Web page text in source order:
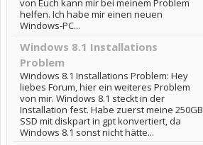
von Euch kann mir bei meinem Problem
helfen. Ich habe mir einen neuen
Windows-PC...
Windows 8.1 Installations
Problem
Windows 8.1 Installations Problem: Hey
liebes Forum, hier ein weiteres Problem
von mir. Windows 8.1 steckt in der
Installation fest. Habe zuerst meine 250GB
SSD mit diskpart in gpt konvertiert, da
Windows 8.1 sonst nicht hätte...